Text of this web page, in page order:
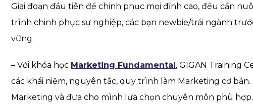
Giai đoạn đầu tiên để chinh phục mọi đỉnh cao, đều cần
trình chinh phục sự nghiệp, các bạn newbie/trái ngành
vững.
– Với khóa học Marketing Fundamental, GIGAN Training
các khái niệm, nguyên tắc, quy trình làm Marketing cơ
Marketing và đưa cho mình lựa chọn chuyên môn phù hợp.